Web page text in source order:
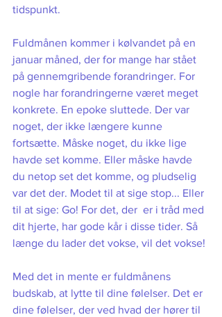
tidspunkt.
Fuldmånen kommer i kølvandet på en
januar måned, der for mange har stået
på gennemgribende forandringer. For
nogle har forandringerne været meget
konkrete. En epoke sluttede. Der var
noget, der ikke længere kunne
fortsætte. Måske noget, du ikke lige
havde set komme. Eller måske havde
du netop set det komme, og pludselig
var det der. Modet til at sige stop... Eller
til at sige: Go! For det, der  er i tråd med
dit hjerte, har gode kår i disse tider. Så
længe du lader det vokse, vil det vokse!
Med det in mente er fuldmånens
budskab, at lytte til dine følelser. Det er
dine følelser, der ved hvad der hører til